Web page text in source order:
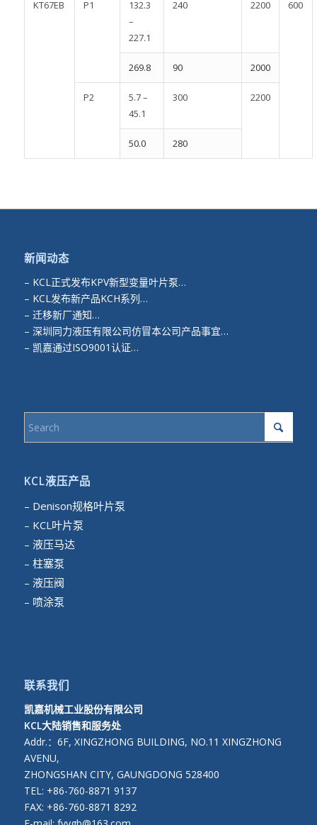
KT67EB P1
132.3
–
227.1
240 2200 600
269.8 90 2000
P2
5.7 –
45.1
300 2200
50.0 280
新闻动态
– KCL正式发布KPV新型变量叶片泵…
– KCL发布新产品KCH系列…
– 迁移新厂通知…
– 深圳同力液压有限公司仿冒本公司产品事宜…
– 凯嘉通过ISO9001认证…
KCL液压产品
– Denison规格叶片泵
– KCL叶片泵
– 液压马达
– 柱塞泵
– 液压阀
– 喷涂泵
联系我们
凯嘉机械工业股份有限公司
KCL大陆销售和服务处
Addr.：6F, XINGZHONG BUILDING, NO.11 XINGZHONG
AVENU,
ZHONGSHAN CITY, GAUNGDONG 528400
TEL: +86-760-8871 9137
FAX: +86-760-8871 8292